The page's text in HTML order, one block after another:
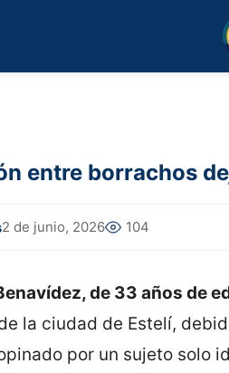
entre borrachos
2 de junio, 2026 104
de 33 años de
la ciudad de Estelí,
por un sujeto solo